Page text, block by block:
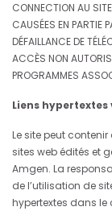
CONNECTION AU
CAUSÉES EN PARTIE
DÉFAILLANCE DE
ACCÈS NON
PROGRAMMES
Liens
Le site peut
sites web édités et
Amgen. La
de l’utilisation de
hypertextes dans le